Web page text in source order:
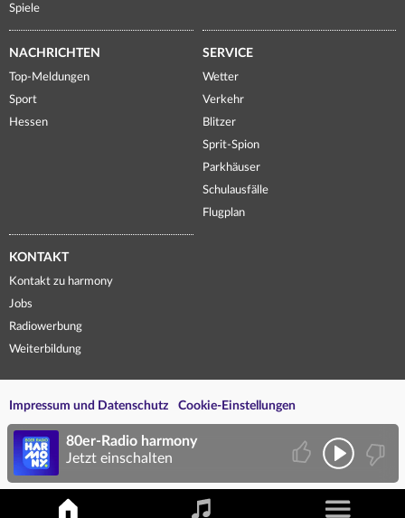
Spiele
NACHRICHTEN
Top-Meldungen
Sport
Hessen
SERVICE
Wetter
Verkehr
Blitzer
Sprit-Spion
Parkhäuser
Schulausfälle
Flugplan
KONTAKT
Kontakt zu harmony
Jobs
Radiowerbung
Weiterbildung
Impressum und Datenschutz Cookie-Einstellungen
80er-Radio harmony
Jetzt einschalten